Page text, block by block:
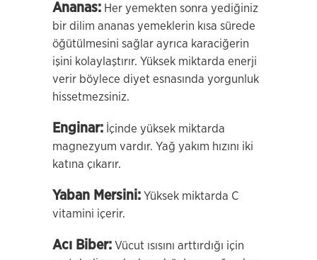
Ananas: Her yemekten sonra yediğiniz
bir dilim ananas yemeklerin kısa sürede
öğütülmesini sağlar ayrıca karaciğerin
işini kolaylaştırır. Yüksek miktarda enerji
verir böylece diyet esnasında yorgunluk
hissetmezsiniz.
Enginar: İçinde yüksek miktarda
magnezyum vardır. Yağ yakım hızını iki
katına çıkarır.
Yaban Mersini: Yüksek miktarda C
vitamini içerir.
Acı Biber: Vücut ısısını arttırdığı için